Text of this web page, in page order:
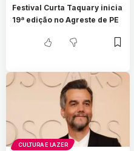
Festival Curta Taquary inicia
19ª edição no Agreste de PE
CULTURA E LAZER